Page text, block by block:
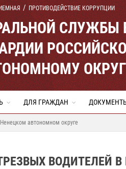
ПРОТИВОДЕЙСТВИЕ КОРРУПЦИИ
СЛУЖБЫ
ДЛЯ ГРАЖДАН
автономном округе
ВОДИТЕЛЕЙ